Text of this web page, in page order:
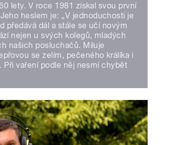
lety. V roce 1981 získal svou první
heslem je: „V jednoduchosti je
předává dál a stále se učí novým
nejen u svých kolegů, mladých
našich posluchačů. Miluje
se zelím, pečeného králíka i
Při vaření podle něj nesmí chybět